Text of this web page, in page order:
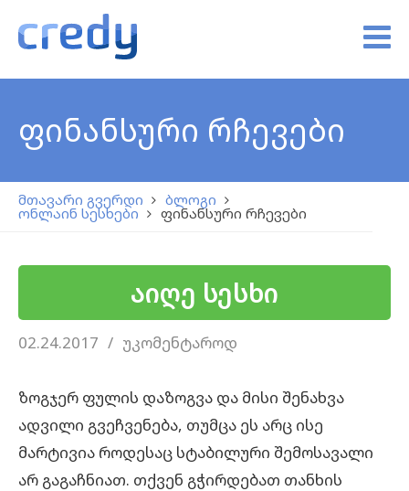
ფინანსური რჩევები
მთავარი გვერდი ბლოგი
ონლაინ სესხები ფინანსური რჩევები
აიღე სესხი
02.24.2017 უკომენტაროდ
ზოგჯერ ფულის დაზოგვა და მისი შენახვა
ადვილი გვეჩვენება, თუმცა ეს არც ისე
მარტივია როდესაც სტაბილური შემოსავალი
არ გაგაჩნიათ. თქვენ გჭირდებათ თანხის